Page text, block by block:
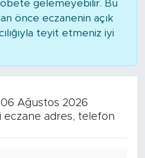
gelemeyebilir. Bu
önce eczanenin açık
teyit etmeniz iyi
06 Ağustos 2026
eczane adres, telefon